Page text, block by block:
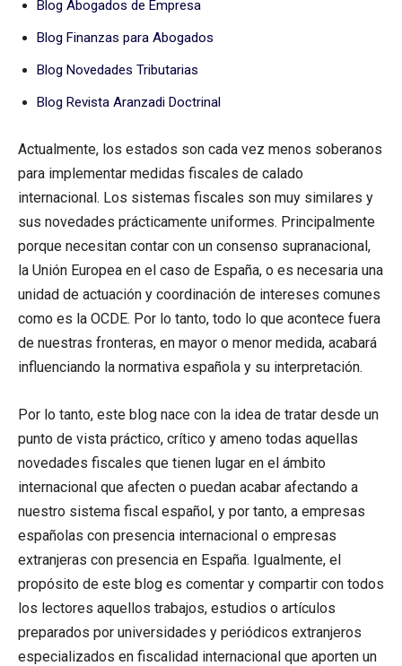
Blog Abogados de Empresa
Blog Finanzas para Abogados
Blog Novedades Tributarias
Blog Revista Aranzadi Doctrinal
Actualmente, los estados son cada vez menos soberanos
para implementar medidas fiscales de calado
internacional. Los sistemas fiscales son muy similares y
sus novedades prácticamente uniformes. Principalmente
porque necesitan contar con un consenso supranacional,
la Unión Europea en el caso de España, o es necesaria una
unidad de actuación y coordinación de intereses comunes
como es la OCDE. Por lo tanto, todo lo que acontece fuera
de nuestras fronteras, en mayor o menor medida, acabará
influenciando la normativa española y su interpretación.
Por lo tanto, este blog nace con la idea de tratar desde un
punto de vista práctico, crítico y ameno todas aquellas
novedades fiscales que tienen lugar en el ámbito
internacional que afecten o puedan acabar afectando a
nuestro sistema fiscal español, y por tanto, a empresas
españolas con presencia internacional o empresas
extranjeras con presencia en España. Igualmente, el
propósito de este blog es comentar y compartir con todos
los lectores aquellos trabajos, estudios o artículos
preparados por universidades y periódicos extranjeros
especializados en fiscalidad internacional que aporten un